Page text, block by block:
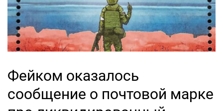
Фейком оказалось
сообщение о почтовой марке